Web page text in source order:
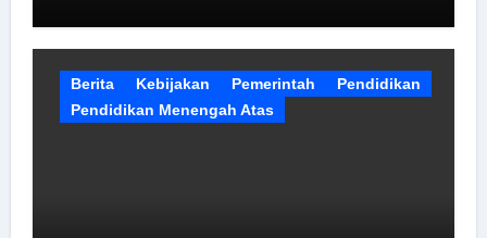
Berita Kebijakan Pemerintah
Pendidikan
Pendidikan Menengah Atas